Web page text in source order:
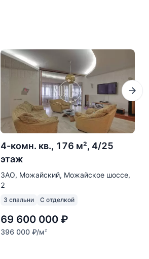
4-комн. кв., 176 м², 4/25
этаж
ЗАО, Можайский, Можайское шоссе,
2
3 спальни С отделкой
69 600 000 ₽
396 000 ₽/м2